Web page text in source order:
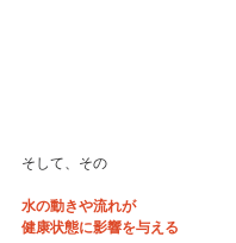
そして、その
水の動きや流れが
健康状態に影響を与える